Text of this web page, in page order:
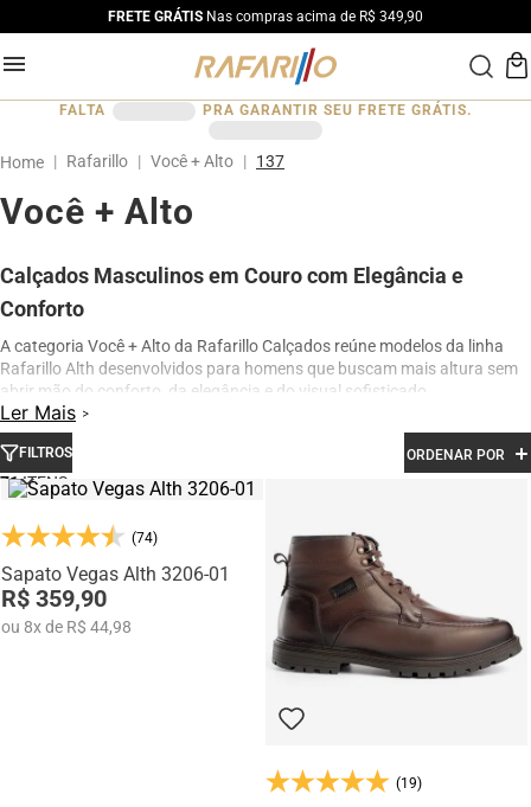
FRETE GRÁTIS Nas compras acima de R$ 349,90
FALTA PRA GARANTIR SEU FRETE GRÁTIS.
Rafarillo Você + Alto 137
Você + Alto
Calçados Masculinos em Couro com Elegância e
Conforto
A categoria Você + Alto da Rafarillo Calçados reúne modelos da linha
Rafarillo Alth desenvolvidos para homens que buscam mais altura sem
abrir mão do conforto, da elegância e do visual sofisticado.
Os calçados contam com elevação interna de até 7 cm, proporcionando
aumento de altura de forma discreta e natural. Produzidos em couro
legítimo e com acabamento premium, os modelos oferecem excelente
conforto para uso diário, além de design moderno para ocasiões sociais,
Na categoria Você + Alto, você encontra sapatos sociais, casuais,
mocassins e sapatênis com tecnologia de elevação interna,
desenvolvidos para garantir mais confiança, postura e estilo em
qualquer momento do dia.
Ler Mais
FILTROS ORDENAR POR
71
(74)
Sapato Vegas Alth 3206-01
R$ 359,90
ou 8xde R$ 44,98
(19)